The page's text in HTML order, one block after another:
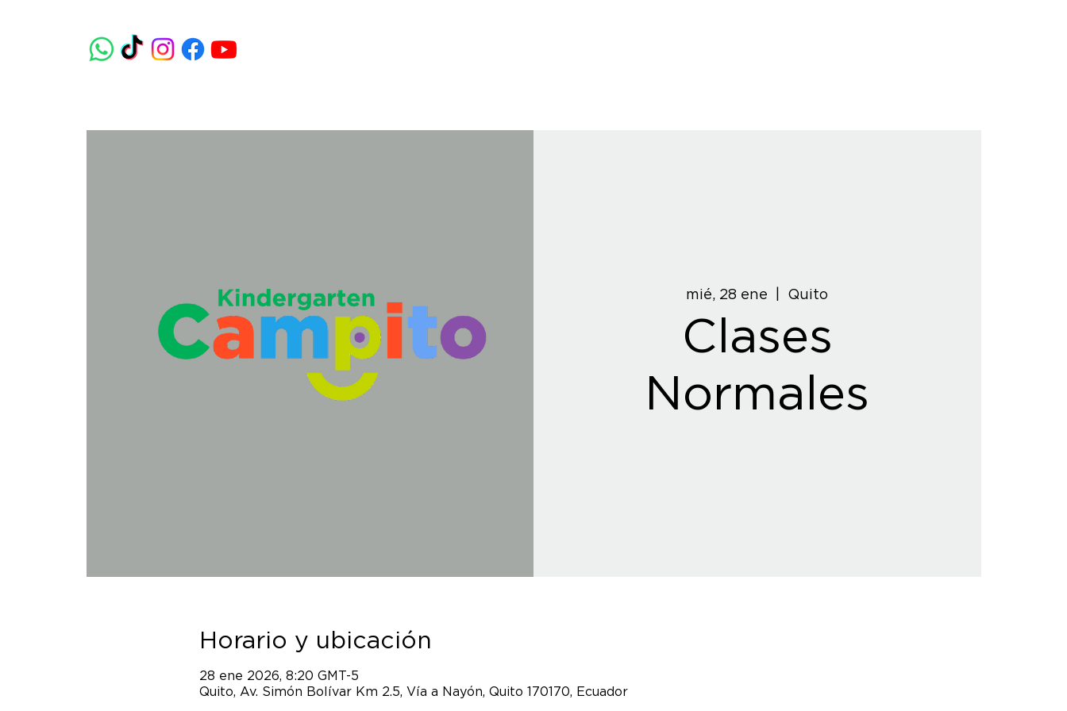
mié, 28 ene Quito
Clases
Normales
Horario y ubicación
28 ene 2026, 8:20 GMT-5
Quito, Av. Simón Bolívar Km 2.5, Vía a Nayón, Quito 170170, Ecuador